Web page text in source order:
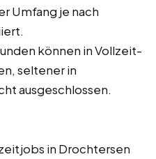
Umfang je nach
können in Vollzeit-
seltener in
ausgeschlossen.
in Drochtersen